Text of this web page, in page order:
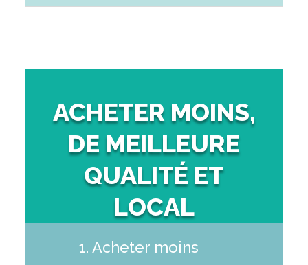
ACHETER MOINS,
DE MEILLEURE
QUALITÉ ET
LOCAL
1. Acheter moins